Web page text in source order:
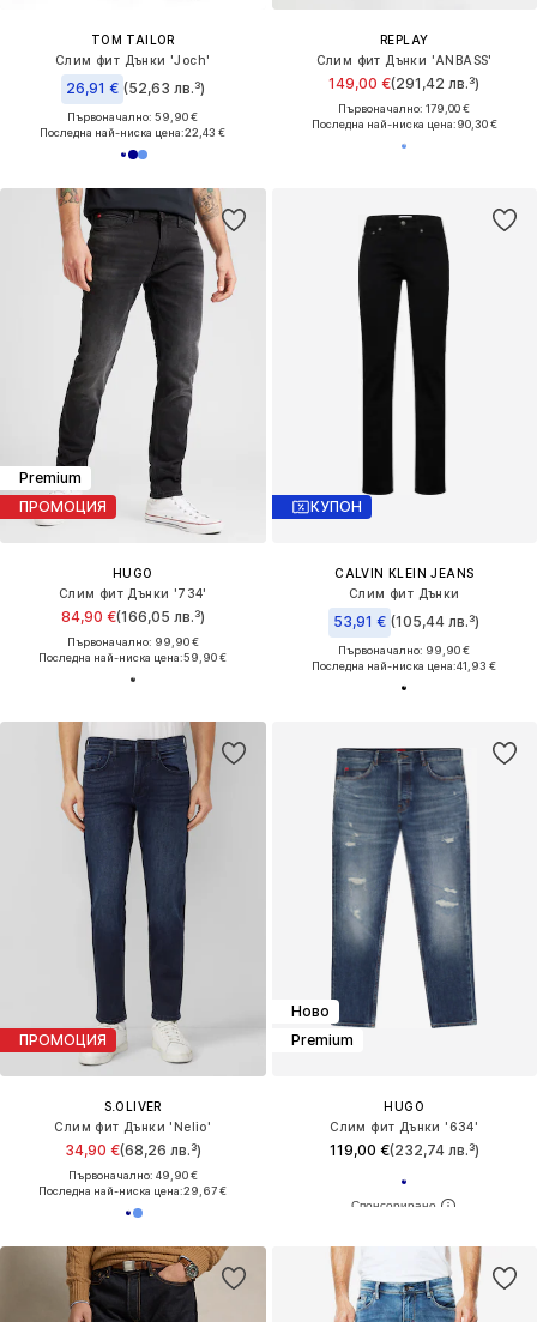
TOM TAILOR
Слим фит Дънки 'Joch'
26,91 € (52,63 лв.³)
Първоначално: 59,90 €
Последна най-ниска цена:22,43 €
REPLAY
Слим фит Дънки 'ANBASS'
149,00 €(291,42 лв.³)
Първоначално: 179,00 €
Последна най-ниска цена:90,30 €
Premium
ПРОМОЦИЯ
HUGO
Слим фит Дънки '734'
84,90 €(166,05 лв.³)
Първоначално: 99,90 €
Последна най-ниска цена:59,90 €
КУПОН
CALVIN KLEIN JEANS
Слим фит Дънки
53,91 € (105,44 лв.³)
Първоначално: 99,90 €
Последна най-ниска цена:41,93 €
ПРОМОЦИЯ
S.OLIVER
Слим фит Дънки 'Nelio'
34,90 €(68,26 лв.³)
Първоначално: 49,90 €
Последна най-ниска цена:29,67 €
Ново
Premium
HUGO
Слим фит Дънки '634'
119,00 €(232,74 лв.³)